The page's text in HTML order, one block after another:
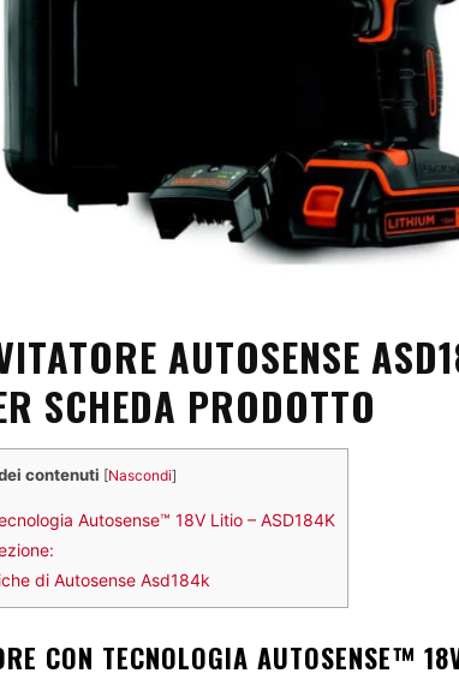
AUTOSENSE
SCHEDA PRODOTTO
contenuti [Nascondi]
Autosense™ 18V Litio – ASD184K
di Autosense Asd184k
CON TECNOLOGIA AUTOSENSE™